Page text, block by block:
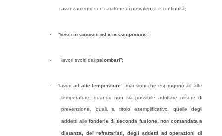
avanzamento con carattere di prevalenza e continuità;
- “lavori in cassoni ad aria compressa”;
- “lavori svolti dai palombari”;
- “lavori ad alte temperature”: mansioni che espongono ad alte
temperature, quando non sia possibile adottare misure di
prevenzione, quali, a titolo esemplificativo, quelle degli
addetti alle fonderie di seconda fusione, non comandata a
distanza, dei refrattaristi, degli addetti ad operazioni di